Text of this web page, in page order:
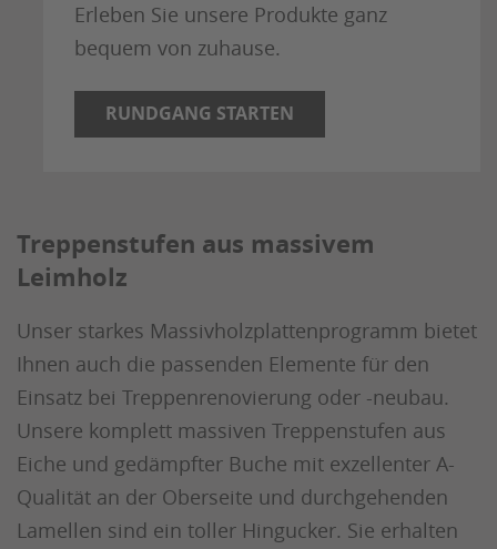
Erleben Sie unsere Produkte ganz
bequem von zuhause.
RUNDGANG STARTEN
Treppenstufen aus massivem
Leimholz
Unser starkes Massivholzplattenprogramm bietet
Ihnen auch die passenden Elemente für den
Einsatz bei Treppenrenovierung oder -neubau.
Unsere komplett massiven Treppenstufen aus
Eiche und gedämpfter Buche mit exzellenter A-
Qualität an der Oberseite und durchgehenden
Lamellen sind ein toller Hingucker. Sie erhalten